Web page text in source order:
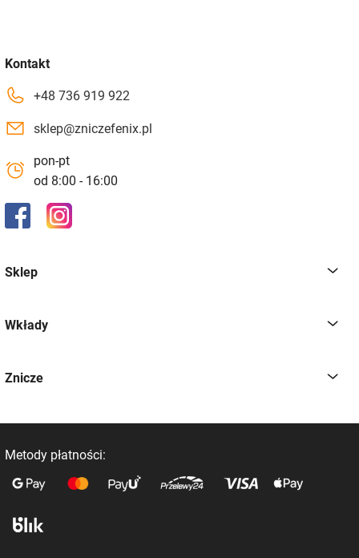
Kontakt
+48 736 919 922
sklep@zniczefenix.pl
pon-pt
od 8:00 - 16:00
Sklep
Wkłady
Znicze
Metody płatności: